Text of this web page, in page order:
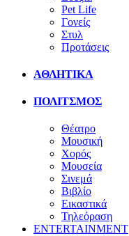
Pet Life
Γονείς
Στυλ
Προτάσεις
ΑΘΛΗΤΙΚΑ
ΠΟΛΙΤΣΜΟΣ
Θέατρο
Μουσική
Χορός
Μουσεία
Σινεμά
Βιβλίο
Εικαστικά
Τηλεόραση
ENTERTAINMENT